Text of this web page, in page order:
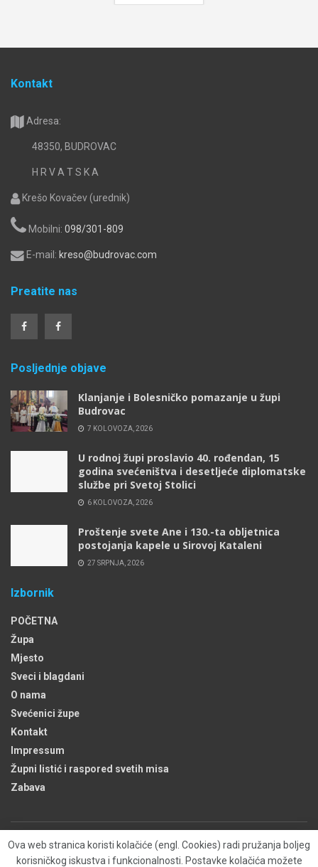
Kontakt
Adresa:
48350, BUDROVAC
H R V A T S K A
Krešo Kovačev (urednik)
Mobilni: 098/301-809
E-mail: kreso@budrovac.com
Preatite nas
Posljednje objave
Klanjanje i Bolesničko pomazanje u župi
Budrovac
7 KOLOVOZA, 2026
U rodnoj župi proslavio 40. rođendan, 15
godina svećeništva i desetljeće diplomatske
službe pri Svetoj Stolici
6 KOLOVOZA, 2026
Proštenje svete Ane i 130.-ta obljetnica
postojanja kapele u Sirovoj Kataleni
27 SRPNJA, 2026
Izbornik
POČETNA
Župa
Mjesto
Sveci i blagdani
O nama
Svećenici župe
Kontakt
Impressum
Župni listić i raspored svetih misa
Zabava
Župa Kontakt O nama
Kolačići (engl. Cookies)
Ova web stranica koristi kolačiće (engl. Cookies) radi pružanja boljeg
korisničkog iskustva i funkcionalnosti. Postavke kolačića možete